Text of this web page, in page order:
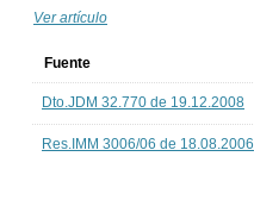
Ver artículo
Fuente
Dto.JDM 32.770 de 19.12.2008
Res.IMM 3006/06 de 18.08.2006